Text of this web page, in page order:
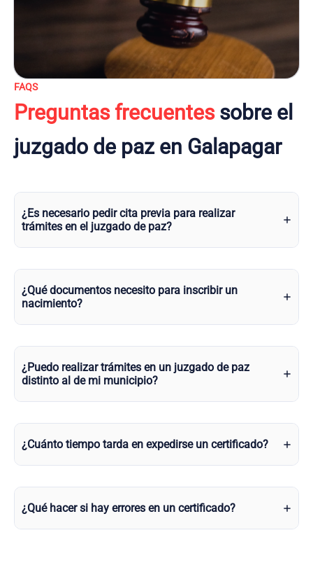
FAQS
Preguntas frecuentessobre el
juzgado de paz en Galapagar
¿Es necesario pedir cita previa para realizar
trámites en el juzgado de paz?
¿Qué documentos necesito para inscribir un
nacimiento?
¿Puedo realizar trámites en un juzgado de paz
distinto al de mi municipio?
¿Cuánto tiempo tarda en expedirse un certificado?
¿Qué hacer si hay errores en un certificado?